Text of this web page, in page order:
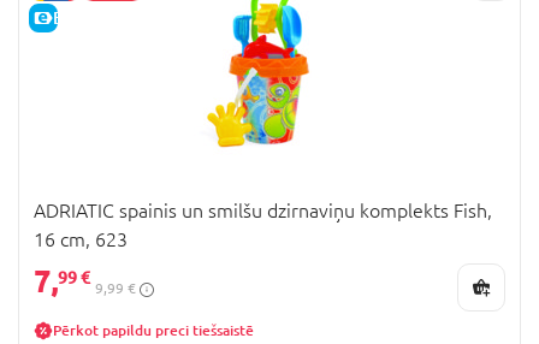
E-CENA
ADRIATIC spainis un smilšu dzirnaviņu komplekts Fish,
16 cm, 623
7,99 €
9,99 €
Pērkot papildu preci tiešsaistē